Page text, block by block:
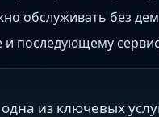
обслуживать без
и последующему
из ключевых